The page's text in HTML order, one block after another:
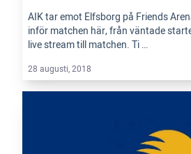
AIK tar emot Elfsborg på Friends
inför matchen här, från väntade
live stream till matchen. Ti …
28 augusti, 2018